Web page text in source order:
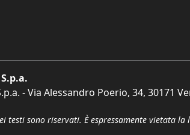
- Via Alessandro Poerio, 34, 30171
testi sono riservati. È espressamente vietata